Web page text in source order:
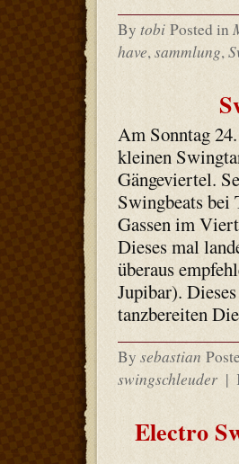
By tobi Posted in
have,sammlung,
Am Sonntag
kleinen
Gängeviertel.
Swingbeats bei
Gassen im
Dieses mal
überaus
Jupibar).
tanzbereiten
By sebastian
swingschleuder |
Electro